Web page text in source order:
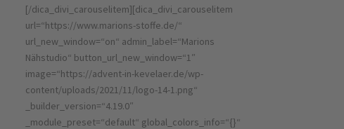
[/dica_divi_carouselitem][dica_divi_carouselitem
url=“https://www.marions-stoffe.de/“
url_new_window=“on“ admin_label=“Marions
Nähstudio“ button_url_new_window=“1″
image=“https://advent-in-kevelaer.de/wp-
content/uploads/2021/11/logo-14-1.png“
_builder_version=“4.19.0″
_module_preset=“default“ global_colors_info=“{}“